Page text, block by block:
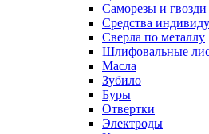
Саморезы и гвозди
Средства
Сверла по металлу
Шлифовальные
Масла
Зубило
Буры
Отвертки
Электроды